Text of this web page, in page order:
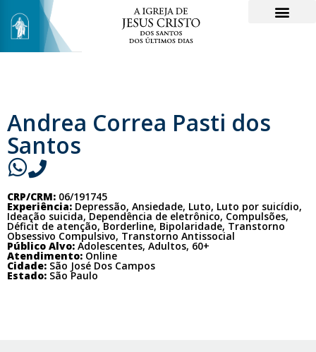
Andrea Correa Pasti dos
Santos
CRP/CRM: 06/191745
Experiência: Depressão, Ansiedade, Luto, Luto por suicídio,
Ideação suicida, Dependência de eletrônico, Compulsões,
Déficit de atenção, Borderline, Bipolaridade, Transtorno
Obsessivo Compulsivo, Transtorno Antissocial
Público Alvo: Adolescentes, Adultos, 60+
Atendimento: Online
Cidade: São José Dos Campos
Estado: São Paulo